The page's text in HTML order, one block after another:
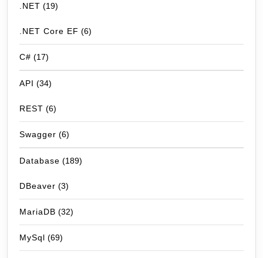
.NET (19)
.NET Core EF (6)
C# (17)
API (34)
REST (6)
Swagger (6)
Database (189)
DBeaver (3)
MariaDB (32)
MySql (69)